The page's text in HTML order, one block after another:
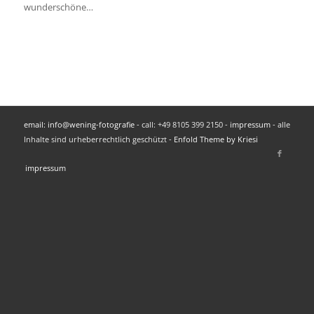
wunderschöne…
email: info@wening-fotografie- call: +49 8105 399 2150 - impressum- alle
Inhalte sind urheberrechtlich geschützt - Enfold Theme by Kriesi
impressum